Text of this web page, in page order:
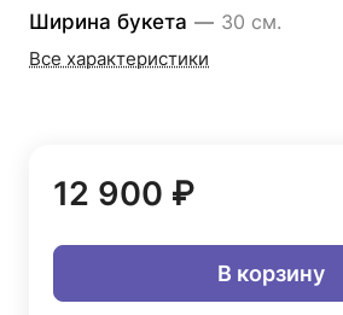
Ширина букета — 30 см.
Все характеристики
12 900 ₽
В корзину